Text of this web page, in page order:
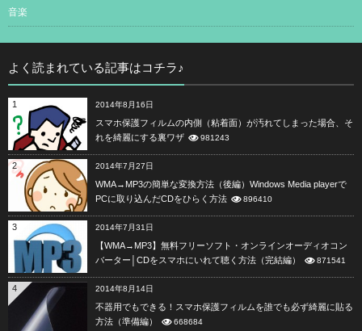
音楽
よく読まれている記事はコチラ♪
1 2014年8月16日
スマホ保護フィルムの内側（粘着面）が汚れてしまった場合、そ
れを綺麗にする裏ワザ
981243
2 2014年7月27日
WMA→MP3の簡単な変換方法（後編）Windows Media playerで
PCに取り込んだCDをひらく方法
896410
3 2014年7月31日
【WMA→MP3】無料フリーソフト・オンラインオーディオコン
バーター│CDをスマホにいれて聴く方法（完結編）
871541
4 2014年8月14日
不器用でもできる！スマホ保護フィルムを誰でも必ず綺麗に貼る
方法（準備編）
668684